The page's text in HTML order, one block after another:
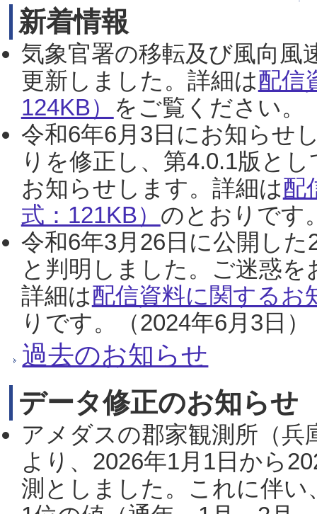
新着情報
気象官署の移転及び風向風
更新しました。詳細は配信
124KB） をご覧ください。
令和6年6月3日にお知らせ
りを修正し、第4.0.1版と
お知らせします。詳細は配
式：121KB） のとおりです
令和6年3月26日に公開し
と判明しました。ご迷惑
詳細は配信資料に関するお
りです。（2024年6月3日）
過去のお知らせ
データ修正のお知らせ
アメダスの郡家観測所（
より、2026年1月1日から
測としました。これに伴い